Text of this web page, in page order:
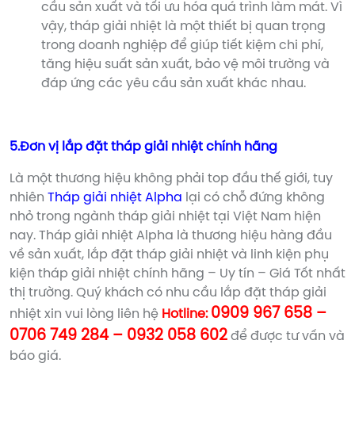
cầu sản xuất và tối ưu hóa quá trình làm mát. Vì
vậy, tháp giải nhiệt là một thiết bị quan trọng
trong doanh nghiệp để giúp tiết kiệm chi phí,
tăng hiệu suất sản xuất, bảo vệ môi trường và
đáp ứng các yêu cầu sản xuất khác nhau.
5.Đơn vị lắp đặt tháp giải nhiệt chính hãng
Là một thương hiệu không phải top đầu thế giới, tuy
nhiên Tháp giải nhiệt Alpha lại có chỗ đứng không
nhỏ trong ngành tháp giải nhiệt tại Việt Nam hiện
nay. Tháp giải nhiệt Alpha là thương hiệu hàng đầu
về sản xuất, lắp đặt tháp giải nhiệt và linh kiện phụ
kiện tháp giải nhiệt chính hãng – Uy tín – Giá Tốt nhất
thị trường. Quý khách có nhu cầu lắp đặt tháp giải
nhiệt xin vui lòng liên hệ Hotline: 0909 967 658 –
0706 749 284 – 0932 058 602 để được tư vấn và
báo giá.